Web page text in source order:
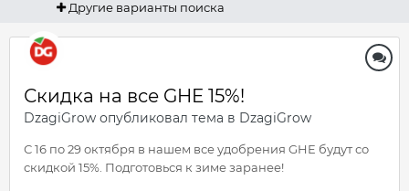
Другие варианты поиска
Скидка на все GHE 15%!
DzagiGrow опубликовал тема в DzagiGrow
С 16 по 29 октября в нашем все удобрения GHE будут со
скидкой 15%. Подготовься к зиме заранее!